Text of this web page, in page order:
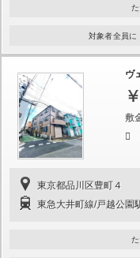
対象者全員に
ヴ
敷
東京都品川区豊町４
東急大井町線/戸越公園